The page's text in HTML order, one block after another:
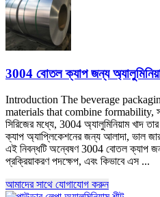
3004 বোতল ক্যাপ জন্য
Introduction The beverage
materials that combine formability,
সিরিজের মধ্যে, 3004 অ্যালুমিনিয়াম খাদ
ক্যাপ অ্যাপ্লিকেশনের জন্য আলাদা, ভাল
এই নিবন্ধটি অন্বেষণ 3004 বোতল ক্যাপ
প্রক্রিয়াকরণ পদক্ষেপ, এবং কিভাবে এস ...
আমাদের সাথে যোগাযোগ করুন